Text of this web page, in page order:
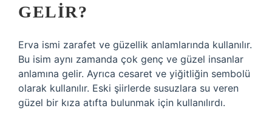
GELIR?
Erva ismi zarafet ve güzellik anlamlarında kullanılır.
Bu isim aynı zamanda çok genç ve güzel insanlar
anlamına gelir. Ayrıca cesaret ve yiğitliğin sembolü
olarak kullanılır. Eski şiirlerde susuzlara su veren
güzel bir kıza atıfta bulunmak için kullanılırdı.